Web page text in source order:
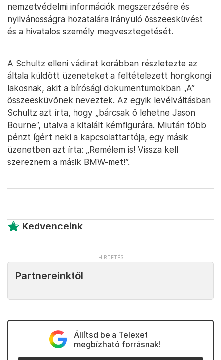
nemzetvédelmi információk megszerzésére és
nyilvánosságra hozatalára irányuló összeesküvést
és a hivatalos személy megvesztegetését.
A Schultz elleni vádirat korábban részletezte az
általa küldött üzeneteket a feltételezett hongkongi
lakosnak, akit a bírósági dokumentumokban „A”
összeesküvőnek neveztek. Az egyik levélváltásban
Schultz azt írta, hogy „bárcsak ő lehetne Jason
Bourne”, utalva a kitalált kémfigurára. Miután több
pénzt ígért neki a kapcsolattartója, egy másik
üzenetben azt írta: „Remélem is! Vissza kell
szereznem a másik BMW-met!”.
Kedvenceink
Partnereinktől
Állítsd be a Telexet
megbízható forrásnak!